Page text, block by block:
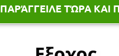
ΠΑΡΆΓΓΕΙΛΕ ΤΏΡΑ